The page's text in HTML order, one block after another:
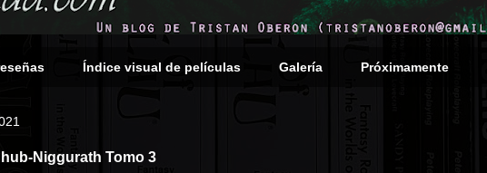
Índice visual de películas Galería Próximamente
Niggurath Tomo 3